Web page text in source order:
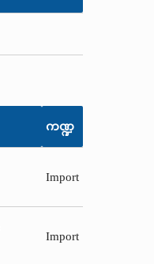
ကဏ္ဍ
Import
Import